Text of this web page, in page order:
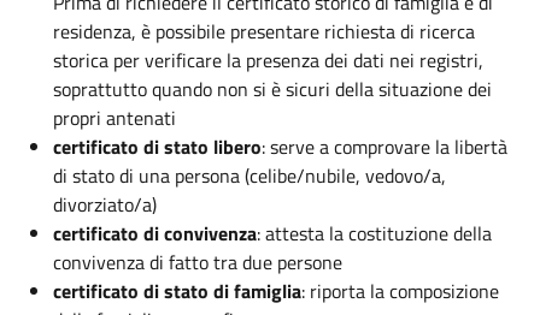
residenza, è possibile presentare richiesta di ricerca
storica per verificare la presenza dei dati nei registri,
soprattutto quando non si è sicuri della situazione dei
propri antenati
certificato di stato libero: serve a comprovare la libertà
di stato di una persona (celibe/nubile, vedovo/a,
divorziato/a)
certificato di convivenza: attesta la costituzione della
convivenza di fatto tra due persone
certificato di stato di famiglia: riporta la composizione